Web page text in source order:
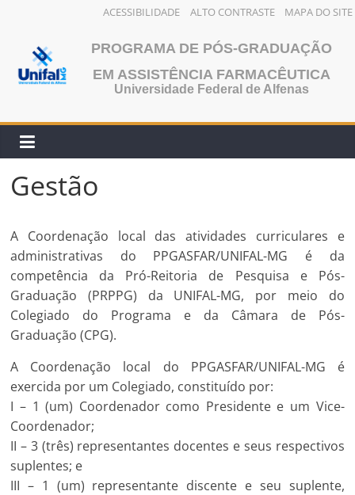
ACESSIBILIDADE ALTO CONTRASTE MAPA DO SITE
PROGRAMA DE PÓS-GRADUAÇÃO
EM ASSISTÊNCIA FARMACÊUTICA
Universidade Federal de Alfenas
Gestão
A Coordenação local das atividades curriculares e
administrativas do PPGASFAR/UNIFAL-MG é da
competência da Pró-Reitoria de Pesquisa e Pós-
Graduação (PRPPG) da UNIFAL-MG, por meio do
Colegiado do Programa e da Câmara de Pós-
Graduação (CPG).
A Coordenação local do PPGASFAR/UNIFAL-MG é
exercida por um Colegiado, constituído por:
I – 1 (um) Coordenador como Presidente e um Vice-
Coordenador;
II – 3 (três) representantes docentes e seus respectivos
suplentes; e
III – 1 (um) representante discente e seu suplente,